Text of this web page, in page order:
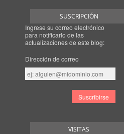
SUSCRIPCIÓN
Ingrese su correo electrónico
para notificarlo de las
actualizaciones de este blog:
Dirección de correo
Dirección
de
VISITAS